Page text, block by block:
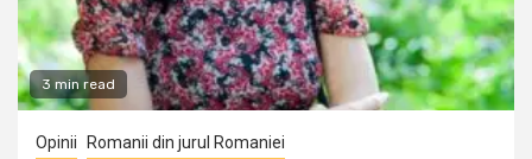
3 min read
Opinii Romanii din jurul Romaniei